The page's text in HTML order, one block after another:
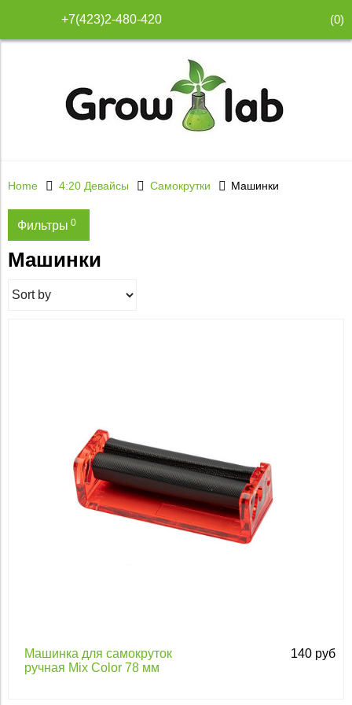
+7(423)2-480-420 (0)
Home 4:20 Девайсы Самокрутки Машинки
Фильтры 0
Price
Машинки
Машинка для самокруток
ручная Mix Color 78 мм
140 руб